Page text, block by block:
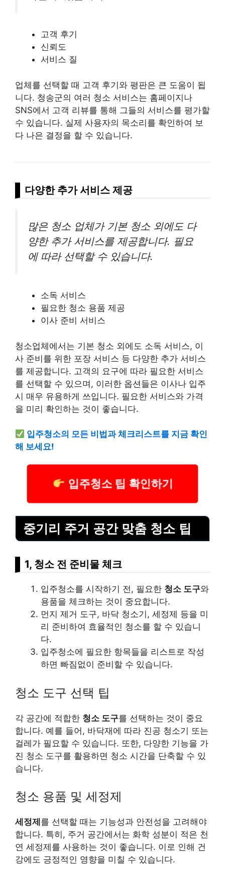
고객 후기
신뢰도
서비스 질
업체를 선택할 때 고객 후기와 평판은 큰 도움이 됩
니다. 청송군의 여러 청소 서비스는 홈페이지나
SNS에서 고객 리뷰를 통해 그들의 서비스를 평가할
수 있습니다. 실제 사용자의 목소리를 확인하여 보
다 나은 결정을 할 수 있습니다.
다양한 추가 서비스 제공
많은 청소 업체가 기본 청소 외에도 다
양한 추가 서비스를 제공합니다. 필요
에 따라 선택할 수 있습니다.
소독 서비스
필요한 청소 용품 제공
이사 준비 서비스
청소업체에서는 기본 청소 외에도 소독 서비스, 이
사 준비를 위한 포장 서비스 등 다양한 추가 서비스
를 제공합니다. 고객의 요구에 따라 필요한 서비스
를 선택할 수 있으며, 이러한 옵션들은 이사나 입주
시 매우 유용하게 쓰입니다. 필요한 서비스와 가격
을 미리 확인하는 것이 좋습니다.
입주청소의 모든 비법과 체크리스트를 지금 확인
해 보세요!
입주청소 팁 확인하기
중기리 주거 공간 맞춤 청소 팁
1, 청소 전 준비물 체크
입주청소를 시작하기 전, 필요한 청소 도구와
용품을 체크하는 것이 중요합니다.
먼지 제거 도구, 바닥 청소기, 세정제 등을 미
리 준비하여 효율적인 청소를 할 수 있습니
다.
입주청소에 필요한 항목들을 리스트로 작성
하면 빠짐없이 준비할 수 있습니다.
청소 도구 선택 팁
각 공간에 적합한 청소 도구를 선택하는 것이 중요
합니다. 예를 들어, 바닥재에 따라 진공 청소기 또는
걸레가 필요할 수 있습니다. 또한, 다양한 기능을 가
진 청소 도구를 활용하면 청소 시간을 단축할 수 있
습니다.
청소 용품 및 세정제
세정제 를 선택할 때는 기능성과 안전성을 고려해야
합니다. 특히, 주거 공간에서는 화학 성분이 적은 천
연 세정제를 사용하는 것이 좋습니다. 이로 인해 건
강에도 긍정적인 영향을 미칠 수 있습니다.